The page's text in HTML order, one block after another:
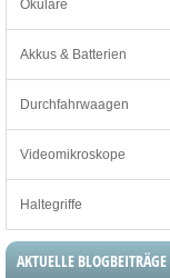
Okulare
Akkus & Batterien
Durchfahrwaagen
Videomikroskope
Haltegriffe
AKTUELLE BLOGBEITRÄGE